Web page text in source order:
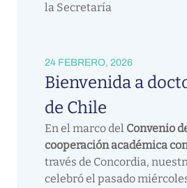
la Secretaría
24 FEBRERO, 2026
Bienvenida a
de Chile
En el marco del Convenio
cooperación académica
través de Concordia,
celebró el pasado